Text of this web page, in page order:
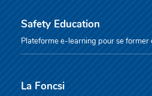
Safety Education
Plateforme e-learning pour se former
La Foncsi